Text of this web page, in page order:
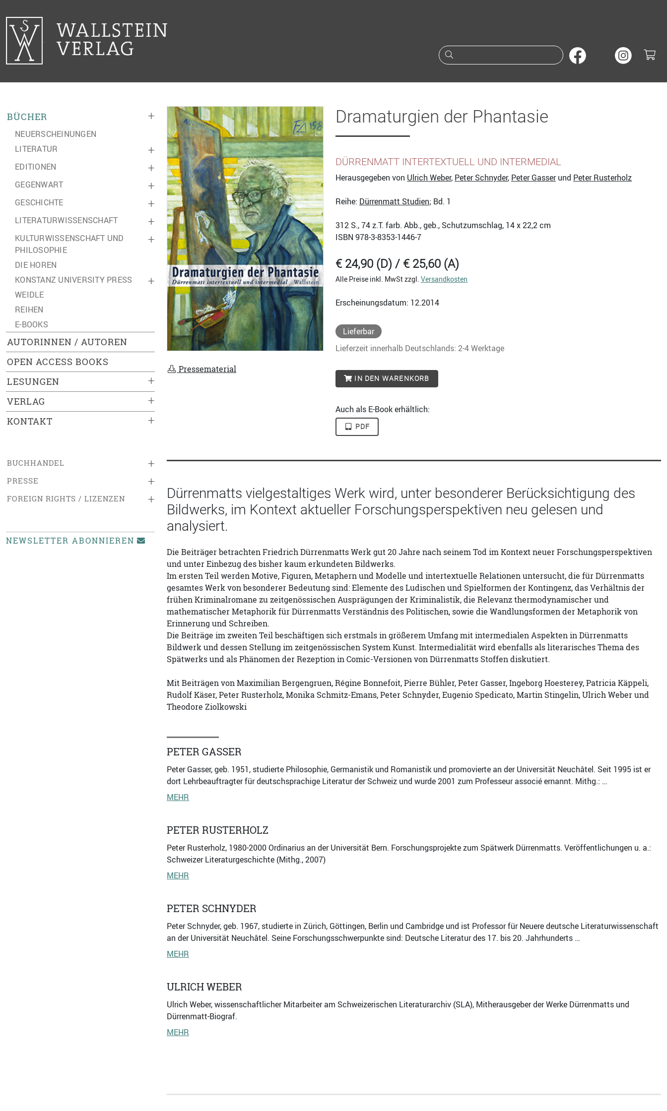
Suche nach Büchern oder
+
BÜCHER
NEUERSCHEINUNGEN
+
LITERATUR
+
EDITIONEN
+
GEGENWART
+
GESCHICHTE
+
LITERATURWISSENSCHAFT
+
KULTURWISSENSCHAFT UND
PHILOSOPHIE
DIE HOREN
+
KONSTANZ UNIVERSITY PRESS
WEIDLE
REIHEN
E-BOOKS
AUTORINNEN / AUTOREN
OPEN ACCESS BOOKS
+
LESUNGEN
+
VERLAG
+
KONTAKT
+
BUCHHANDEL
+
PRESSE
+
FOREIGN RIGHTS / LIZENZEN
NEWSLETTER ABONNIEREN
Pressematerial
Dramaturgien der Phantasie
DÜRRENMATT INTERTEXTUELL UND INTERMEDIAL
Herausgegeben von Ulrich Weber, Peter Schnyder, Peter Gasserund Peter Rusterholz
Reihe: Dürrenmatt Studien; Bd. 1
312 S., 74 z.T. farb. Abb., geb., Schutzumschlag, 14 x 22,2 cm
ISBN 978-3-8353-1446-7
€ 24,90 (D) / € 25,60 (A)
Alle Preise inkl. MwSt zzgl. Versandkosten
Erscheinungsdatum: 12.2014
Lieferbar
Lieferzeit innerhalb Deutschlands: 2-4 Werktage
IN DEN WARENKORB
Auch als E-Book erhältlich:
PDF
Dürrenmatts vielgestaltiges Werk wird, unter besonderer Berücksichtigung des
Bildwerks, im Kontext aktueller Forschungsperspektiven neu gelesen und
analysiert.
Die Beiträger betrachten Friedrich Dürrenmatts Werk gut 20 Jahre nach seinem Tod im Kontext neuer Forschungsperspektiven
und unter Einbezug des bisher kaum erkundeten Bildwerks.
Im ersten Teil werden Motive, Figuren, Metaphern und Modelle und intertextuelle Relationen untersucht, die für Dürrenmatts
gesamtes Werk von besonderer Bedeutung sind: Elemente des Ludischen und Spielformen der Kontingenz, das Verhältnis der
frühen Kriminalromane zu zeitgenössischen Ausprägungen der Kriminalistik, die Relevanz thermodynamischer und
mathematischer Metaphorik für Dürrenmatts Verständnis des Politischen, sowie die Wandlungsformen der Metaphorik von
Erinnerung und Schreiben.
Die Beiträge im zweiten Teil beschäftigen sich erstmals in größerem Umfang mit intermedialen Aspekten in Dürrenmatts
Bildwerk und dessen Stellung im zeitgenössischen System Kunst. Intermedialität wird ebenfalls als literarisches Thema des
Spätwerks und als Phänomen der Rezeption in Comic-Versionen von Dürrenmatts Stoffen diskutiert.
Mit Beiträgen von Maximilian Bergengruen, Régine Bonnefoit, Pierre Bühler, Peter Gasser, Ingeborg Hoesterey, Patricia Käppeli,
Rudolf Käser, Peter Rusterholz, Monika Schmitz-Emans, Peter Schnyder, Eugenio Spedicato, Martin Stingelin, Ulrich Weber und
Theodore Ziolkowski
PETER GASSER
Peter Gasser, geb. 1951, studierte Philosophie, Germanistik und Romanistik und promovierte an der Universität Neuchâtel. Seit 1995 ist er
dort Lehrbeauftragter für deutschsprachige Literatur der Schweiz und wurde 2001 zum Professeur associé ernannt. Mithg.: …
MEHR
PETER RUSTERHOLZ
Peter Rusterholz, 1980-2000 Ordinarius an der Universität Bern. Forschungsprojekte zum Spätwerk Dürrenmatts. Veröffentlichungen u. a.:
Schweizer Literaturgeschichte (Mithg., 2007)
MEHR
PETER SCHNYDER
Peter Schnyder, geb. 1967, studierte in Zürich, Göttingen, Berlin und Cambridge und ist Professor für Neuere deutsche Literaturwissenschaft
an der Universität Neuchâtel. Seine Forschungsschwerpunkte sind: Deutsche Literatur des 17. bis 20. Jahrhunderts …
MEHR
ULRICH WEBER
Ulrich Weber, wissenschaftlicher Mitarbeiter am Schweizerischen Literaturarchiv (SLA), Mitherausgeber der Werke Dürrenmatts und
Dürrenmatt-Biograf.
MEHR